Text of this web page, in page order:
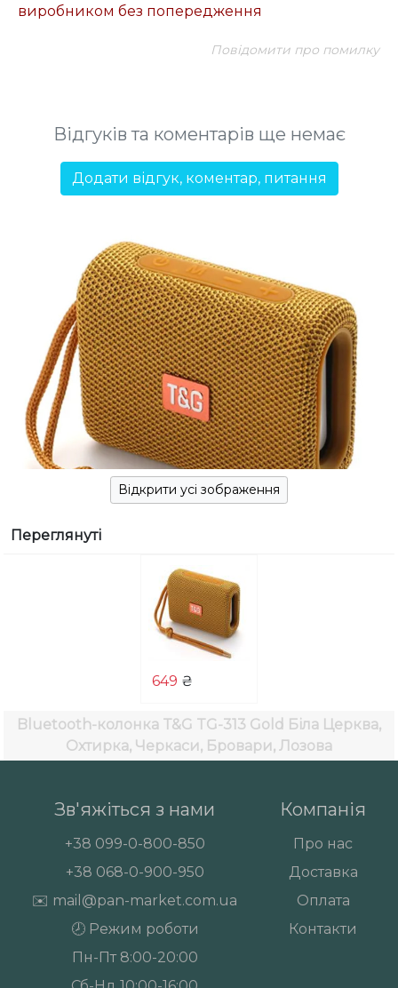
виробником без попередження
Повідомити про помилку
Відгуків та коментарів ще немає
Додати відгук, коментар, питання
Відкрити усі зображення
Переглянуті
649 ₴
Bluetooth-колонка T&G TG-313 Gold Біла Церква,
Охтирка, Черкаси, Бровари, Лозова
Зв'яжіться з нами
+38 099-0-800-850
+38 068-0-900-950
✉️ mail@pan-market.com.ua
🕗 Режим роботи
Пн-Пт 8:00-20:00
Компанія
Про нас
Доставка
Оплата
Контакти